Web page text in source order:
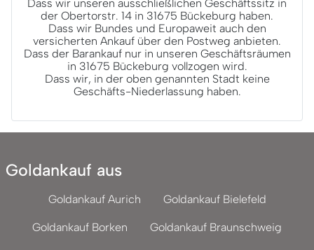
Dass wir unseren ausschließlichen Geschäftssitz in
der Obertorstr. 14 in 31675 Bückeburg haben.
Dass wir Bundes und Europaweit auch den
versicherten Ankauf über den Postweg anbieten.
Dass der Barankauf nur in unseren Geschäftsräumen
in 31675 Bückeburg vollzogen wird.
Dass wir, in der oben genannten Stadt keine
Geschäfts-Niederlassung haben.
Goldankauf aus
Goldankauf Aurich Goldankauf Bielefeld
Goldankauf Borken Goldankauf Braunschweig